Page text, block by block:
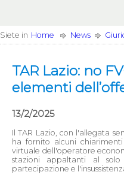
Siete in Home News
TAR Lazio: no
elementi
13/2/2025
Il TAR Lazio, con l'allegata
ha fornito alcuni
virtuale dell'operatore
stazioni appaltanti al
partecipazione e